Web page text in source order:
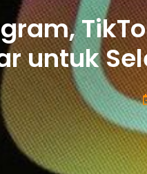
untuk